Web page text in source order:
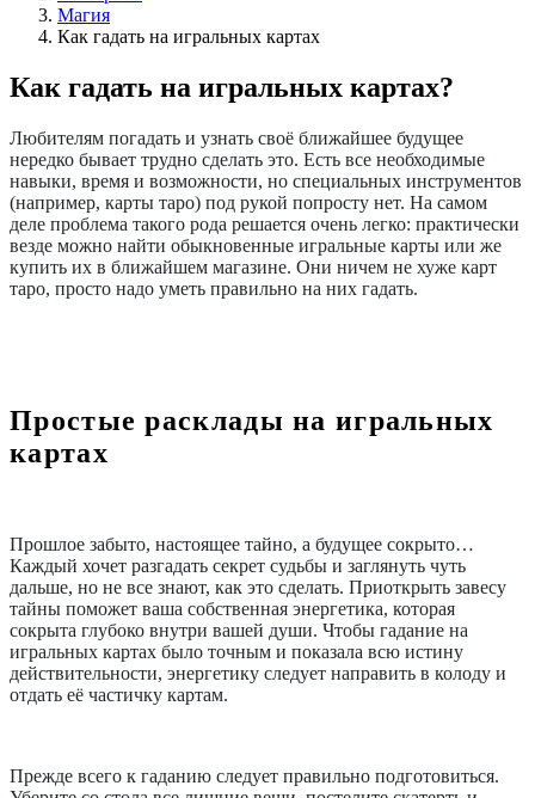
Магия
Как гадать на игральных картах
Как гадать на игральных картах?
Любителям погадать и узнать своё ближайшее будущее
нередко бывает трудно сделать это. Есть все необходимые
навыки, время и возможности, но специальных инструментов
(например, карты таро) под рукой попросту нет. На самом
деле проблема такого рода решается очень легко: практически
везде можно найти обыкновенные игральные карты или же
купить их в ближайшем магазине. Они ничем не хуже карт
таро, просто надо уметь правильно на них гадать.
Простые расклады на игральных
картах
Прошлое забыто, настоящее тайно, а будущее сокрыто…
Каждый хочет разгадать секрет судьбы и заглянуть чуть
дальше, но не все знают, как это сделать. Приоткрыть завесу
тайны поможет ваша собственная энергетика, которая
сокрыта глубоко внутри вашей души. Чтобы гадание на
игральных картах было точным и показала всю истину
действительности, энергетику следует направить в колоду и
отдать её частичку картам.
Прежде всего к гаданию следует правильно подготовиться.